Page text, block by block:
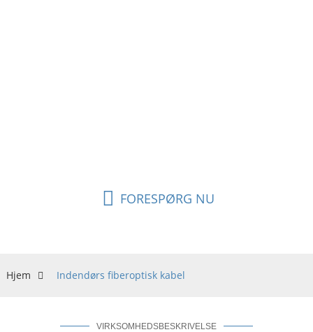
FORESPØRG NU
Hjem Indendørs fiberoptisk kabel
VIRKSOMHEDSBESKRIVELSE